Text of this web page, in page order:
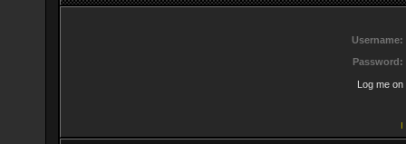
Username:
Password:
Log me
I